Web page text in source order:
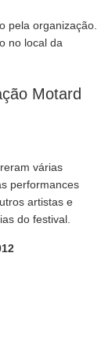
pela organização.
no local da
Motard
várias
performances
artistas e
do festival.